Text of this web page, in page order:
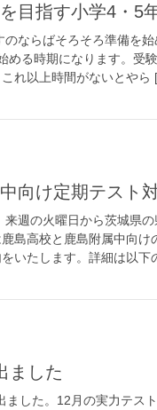
を目指す小学4・5
ならばそろそろ準備を
める時期になります。受
れ以上時間がないとや
中向け定期テスト
週の火曜日から茨城県
島高校と鹿島附属中向け
いたします。詳細は以
ました
ました。12月の実力テス